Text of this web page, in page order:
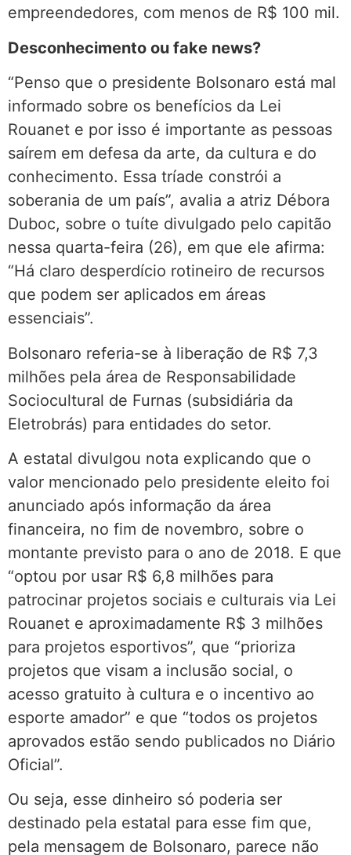
empreendedores, com menos de R$ 100 mil.
Desconhecimento ou fake news?
“Penso que o presidente Bolsonaro está mal
informado sobre os benefícios da Lei
Rouanet e por isso é importante as pessoas
saírem em defesa da arte, da cultura e do
conhecimento. Essa tríade constrói a
soberania de um país”, avalia a atriz Débora
Duboc, sobre o tuíte divulgado pelo capitão
nessa quarta-feira (26), em que ele afirma:
“Há claro desperdício rotineiro de recursos
que podem ser aplicados em áreas
essenciais”.
Bolsonaro referia-se à liberação de R$ 7,3
milhões pela área de Responsabilidade
Sociocultural de Furnas (subsidiária da
Eletrobrás) para entidades do setor.
A estatal divulgou nota explicando que o
valor mencionado pelo presidente eleito foi
anunciado após informação da área
financeira, no fim de novembro, sobre o
montante previsto para o ano de 2018. E que
“optou por usar R$ 6,8 milhões para
patrocinar projetos sociais e culturais via Lei
Rouanet e aproximadamente R$ 3 milhões
para projetos esportivos”, que “prioriza
projetos que visam a inclusão social, o
acesso gratuito à cultura e o incentivo ao
esporte amador” e que “todos os projetos
aprovados estão sendo publicados no Diário
Oficial”.
Ou seja, esse dinheiro só poderia ser
destinado pela estatal para esse fim que,
pela mensagem de Bolsonaro, parece não